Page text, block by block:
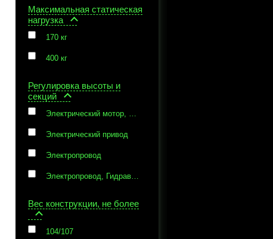
Максимальная статическая
нагрузка
170 кг
400 кг
Регулировка высоты и
секций
Электрический мотор, Зубчатая рейка
Электрический привод
Электропровод
Электропровод, Гидравлическая помпа
Вес конструкции, не более
104/107